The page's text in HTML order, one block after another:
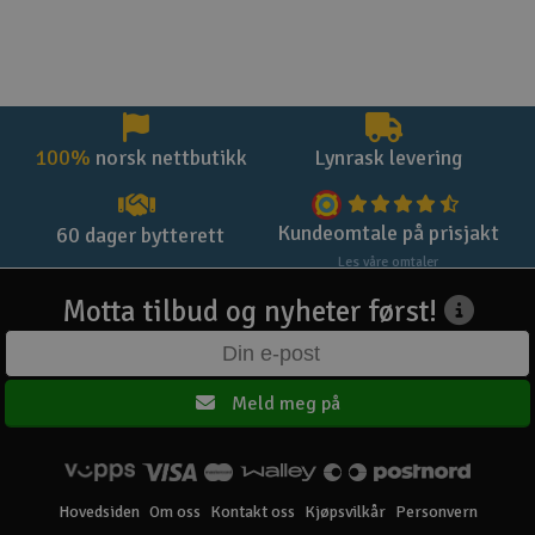
100% norsk nettbutikk Lynrask levering
60 dager bytterett Kundeomtale på prisjakt
Les våre omtaler
Motta tilbud og nyheter først!
Meld meg på
Hovedsiden Om oss Kontakt oss Kjøpsvilkår Personvern